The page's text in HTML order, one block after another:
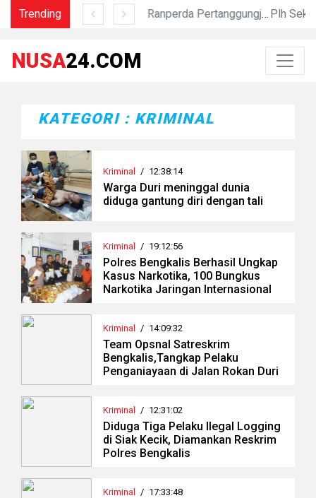
Trending
Dukung Ketahanan Pangan, Polsek Mandau Dampingi Kelompok Tani Rawat Jagung Pipil di Duri Sahkan Ranperda Pertanggungjawaban APBD 2025, Pemkab Dan DPRD Labuhanbatu Perkuat Sinergi Pembanguna
NUSA24.COM
KATEGORI : KRIMINAL
Kriminal / 12:38:14
Warga Duri meninggal dunia
diduga gantung diri dengan tali
Kriminal / 19:12:56
Polres Bengkalis Berhasil Ungkap
Kasus Narkotika, 100 Bungkus
Narkotika Jaringan Internasional
Kriminal / 14:09:32
Team Opsnal Satreskrim
Bengkalis,Tangkap Pelaku
Penganiayaan di Jalan Rokan Duri
Kriminal / 12:31:02
Diduga Tiga Pelaku Ilegal Logging
di Siak Kecik, Diamankan Reskrim
Polres Bengkalis
Kriminal / 17:33:48